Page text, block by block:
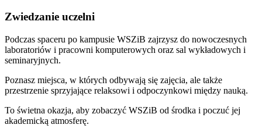
Zwiedzanie uczelni
Podczas spaceru po kampusie WSZiB zajrzysz do nowoczesnych
laboratoriów i pracowni komputerowych oraz sal wykładowych i
seminaryjnych.
Poznasz miejsca, w których odbywają się zajęcia, ale także
przestrzenie sprzyjające relaksowi i odpoczynkowi między nauką.
To świetna okazja, aby zobaczyć WSZiB od środka i poczuć jej
akademicką atmosferę.